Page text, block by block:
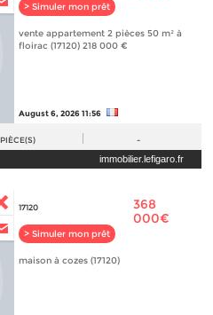
> Simuler mon prêt
vente appartement 2 pièces 50 m² à
floirac (17120) 218 000 €
August 6, 2026 11:56
PIÈCE(S) -
immobilier.lefigaro.fr
17120
> Simuler mon prêt
368
000€
maison à cozes (17120)